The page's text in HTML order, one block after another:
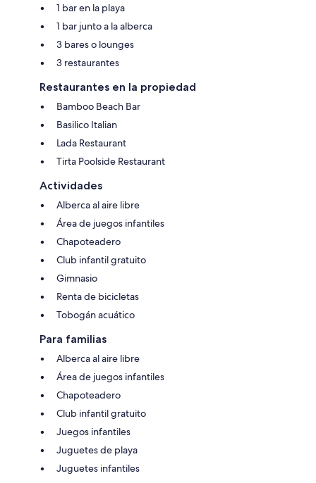
1 bar en la playa
1 bar junto a la alberca
3 bares o lounges
3 restaurantes
Restaurantes en la propiedad
Bamboo Beach Bar
Basilico Italian
Lada Restaurant
Tirta Poolside Restaurant
Actividades
Alberca al aire libre
Área de juegos infantiles
Chapoteadero
Club infantil gratuito
Gimnasio
Renta de bicicletas
Tobogán acuático
Para familias
Alberca al aire libre
Área de juegos infantiles
Chapoteadero
Club infantil gratuito
Juegos infantiles
Juguetes de playa
Juguetes infantiles